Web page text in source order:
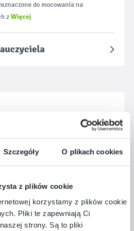
Szczegóły O plikach cookies
z plików cookie
korzystamy z plików cookie:
Pliki te zapewniają Ci
naszej strony. Są to pliki
do mocowania na
zWięcej